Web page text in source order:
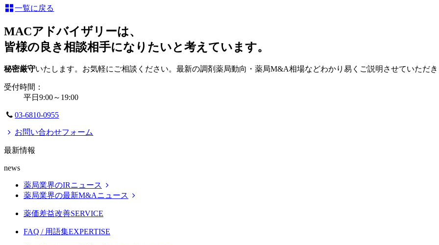
一覧に戻る
MACアドバイザリーは、
皆様の良き相談相手になりたいと考えています。
秘密厳守いたします。お気軽にご相談ください。最新の調剤薬局動向・薬局M&A相場などわかり易くご説明させていただ
受付時間：
平日9:00～19:00
03-6810-0955
お問い合わせフォーム
最新情報
news
薬局業界のIRニュース
薬局業界の最新M&Aニュース
薬価差益改善SERVICE
FAQ / 用語集EXPERTISE